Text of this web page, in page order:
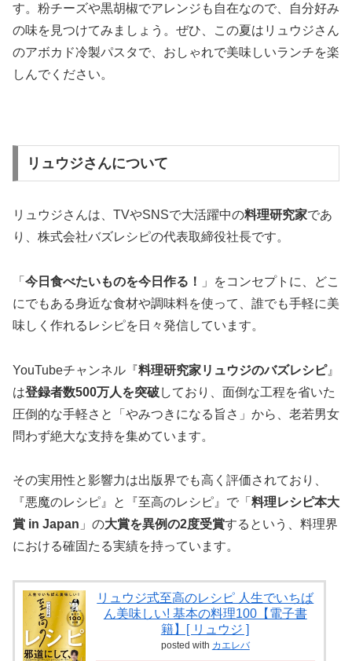
す。粉チーズや黒胡椒でアレンジも自在なので、自分好み
の味を見つけてみましょう。ぜひ、この夏はリュウジさん
のアボカド冷製パスタで、おしゃれで美味しいランチを楽
しんでください。
リュウジさんについて
リュウジさんは、TVやSNSで大活躍中の料理研究家であ
り、株式会社バズレシピの代表取締役社長です。
「 今日食べたいものを今日作る！
」をコンセプトに、どこ
にでもある身近な食材や調味料を使って、誰でも手軽に美
味しく作れるレシピを日々発信しています。
YouTubeチャンネル『料理研究家リュウジのバズレシピ』
は登録者数500万人を突破しており、面倒な工程を省いた
圧倒的な手軽さと「やみつきになる旨さ」から、老若男女
問わず絶大な支持を集めています。
その実用性と影響力は出版界でも高く評価されており、
『悪魔のレシピ』と『至高のレシピ』で「 料理レシピ本大
賞 in Japan 」の大賞を異例の2度受賞するという、料理界
における確固たる実績を持っています。
リュウジ式至高のレシピ 人生でいちば
ん美味しい! 基本の料理100【電子書
籍】[ リュウジ ]
posted with カエレバ